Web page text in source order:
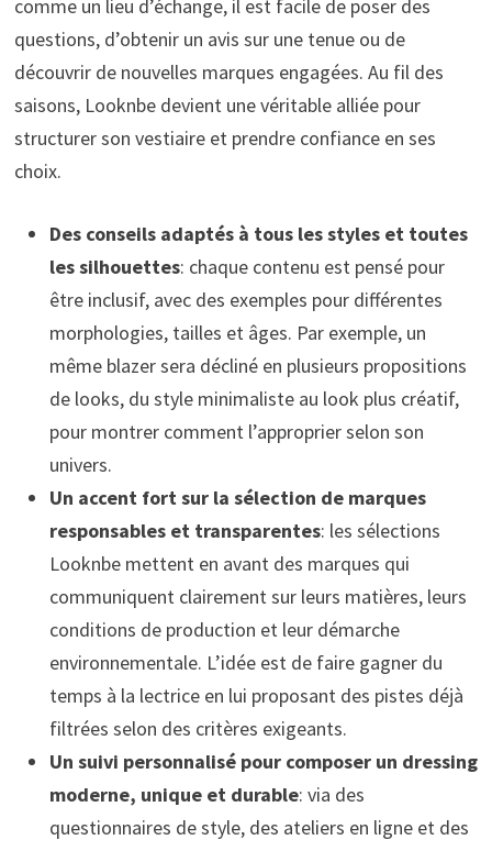
comme un lieu d’échange, il est facile de poser des
questions, d’obtenir un avis sur une tenue ou de
découvrir de nouvelles marques engagées. Au fil des
saisons, Looknbe devient une véritable alliée pour
structurer son vestiaire et prendre confiance en ses
choix.
Des conseils adaptés à tous les styles et toutes
les silhouettes: chaque contenu est pensé pour
être inclusif, avec des exemples pour différentes
morphologies, tailles et âges. Par exemple, un
même blazer sera décliné en plusieurs propositions
de looks, du style minimaliste au look plus créatif,
pour montrer comment l’approprier selon son
univers.
Un accent fort sur la sélection de marques
responsables et transparentes: les sélections
Looknbe mettent en avant des marques qui
communiquent clairement sur leurs matières, leurs
conditions de production et leur démarche
environnementale. L’idée est de faire gagner du
temps à la lectrice en lui proposant des pistes déjà
filtrées selon des critères exigeants.
Un suivi personnalisé pour composer un dressing
moderne, unique et durable: via des
questionnaires de style, des ateliers en ligne et des